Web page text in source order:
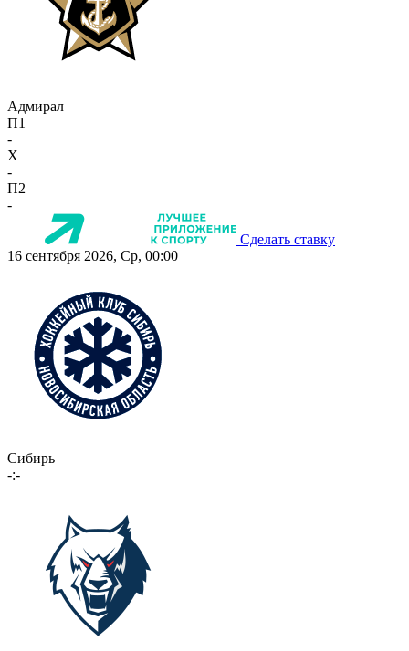
Адмирал
П1
-
X
-
П2
-
Сделать ставку
16 сентября 2026, Ср, 00:00
Сибирь
-:-